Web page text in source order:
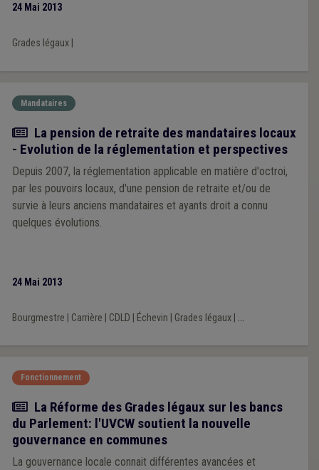
24 Mai 2013
Grades légaux|
Mandataires
Article
La pension de retraite des mandataires locaux
- Evolution de la réglementation et perspectives
Depuis 2007, la réglementation applicable en matière d'octroi,
par les pouvoirs locaux, d'une pension de retraite et/ou de
survie à leurs anciens mandataires et ayants droit a connu
quelques évolutions.
24 Mai 2013
Bourgmestre Carrière CDLD Échevin Grades légaux| ...
Fonctionnement
Actualité
La Réforme des Grades légaux sur les bancs
du Parlement: l'UVCW soutient la nouvelle
gouvernance en communes
La gouvernance locale connait différentes avancées et